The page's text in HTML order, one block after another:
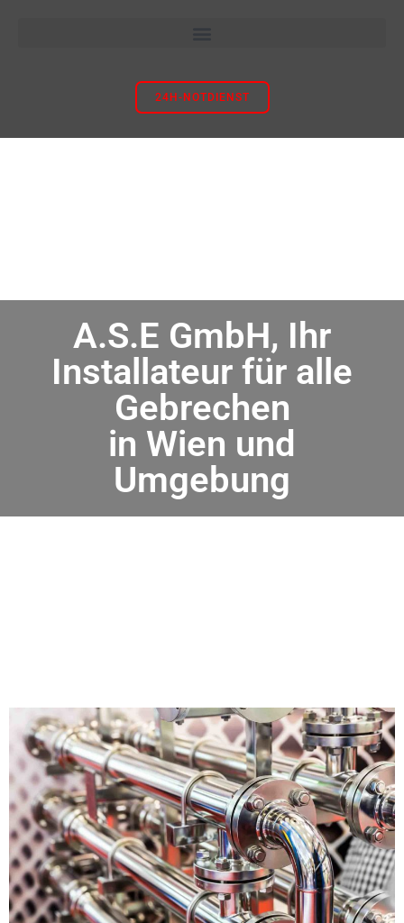
24H-NOTDIENST
A.S.E GmbH, Ihr
Installateur für alle
Gebrechen
in Wien und
Umgebung